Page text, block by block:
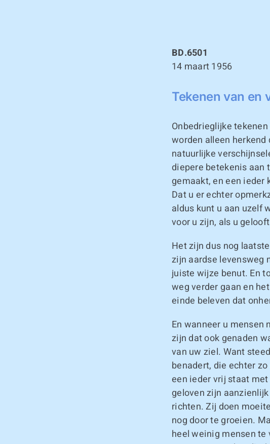
–
BD.6501
14 maart 1956
Tekenen van en
Onbedrieglijke
worden alleen
natuurlijke
diepere betekenis aan
gemaakt, en een ieder
Dat u er echter
aldus kunt u aan uzelf
voor u zijn, als u
Het zijn dus nog
zijn aardse levensweg
juiste wijze benut. En
weg verder gaan en
einde beleven dat
En wanneer u mensen
zijn dat ook genaden
van uw ziel. Want
benadert, die echter
een ieder vrij staat
geloven zijn
richten. Zij doen
nog door te groeien.
heel weinig mensen